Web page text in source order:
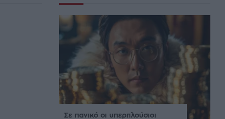
Σε πανικό οι υπερπλούσιοι